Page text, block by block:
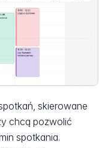
skierowane
chcą pozwolić
spotkania.